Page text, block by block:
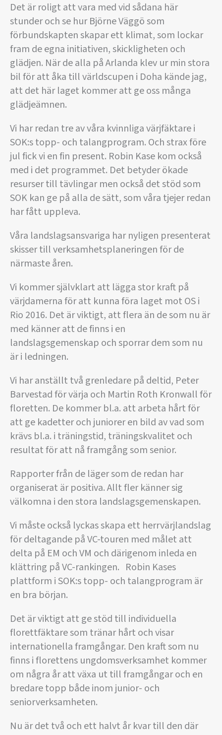
Det är roligt att vara med vid sådana här
stunder och se hur Björne Väggö som
förbundskapten skapar ett klimat, som lockar
fram de egna initiativen, skickligheten och
glädjen. När de alla på Arlanda klev ur min stora
bil för att åka till världscupen i Doha kände jag,
att det här laget kommer att ge oss många
glädjeämnen.
Vi har redan tre av våra kvinnliga värjfäktare i
SOK:s topp- och talangprogram. Och strax före
jul fick vi en fin present. Robin Kase kom också
med i det programmet. Det betyder ökade
resurser till tävlingar men också det stöd som
SOK kan ge på alla de sätt, som våra tjejer redan
har fått uppleva.
Våra landslagsansvariga har nyligen presenterat
skisser till verksamhetsplaneringen för de
närmaste åren.
Vi kommer självklart att lägga stor kraft på
värjdamerna för att kunna föra laget mot OS i
Rio 2016. Det är viktigt, att flera än de som nu är
med känner att de finns i en
landslagsgemenskap och sporrar dem som nu
är i ledningen.
Vi har anställt två grenledare på deltid, Peter
Barvestad för värja och Martin Roth Kronwall för
floretten. De kommer bl.a. att arbeta hårt för
att ge kadetter och juniorer en bild av vad som
krävs bl.a. i träningstid, träningskvalitet och
resultat för att nå framgång som senior.
Rapporter från de läger som de redan har
organiserat är positiva. Allt fler känner sig
välkomna i den stora landslagsgemenskapen.
Vi måste också lyckas skapa ett herrvärjlandslag
för deltagande påVC-touren med målet att
delta på EM och VM och därigenom inleda en
klättring på VC-rankingen. Robin Kases
plattform i SOK:s topp- och talangprogram är
en bra början.
Det är viktigt att ge stöd till individuella
florettfäktare som tränar hårt och visar
internationella framgångar. Den kraft som nu
finns i florettens ungdomsverksamhet kommer
om några år att växa ut till framgångar och en
bredare topp både inom junior- och
seniorverksamheten.
Nu är det två och ett halvt år kvar till den där